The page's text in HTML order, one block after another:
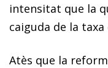
intensitat que la
caiguda de la
Atès que la